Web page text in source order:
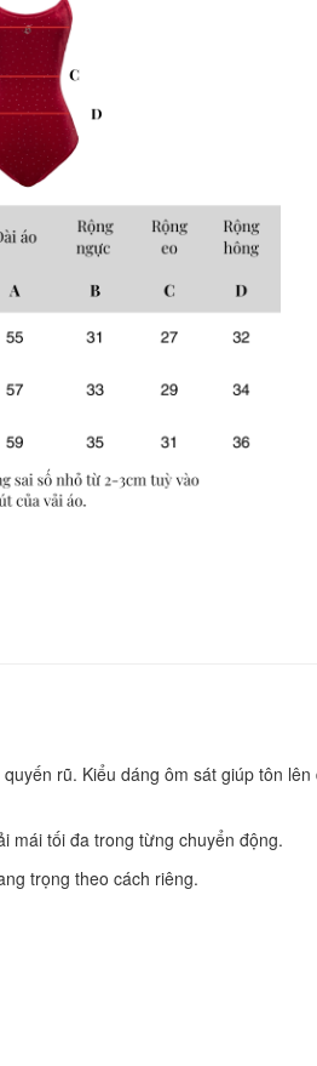
rũ. Kiểu dáng ôm sát giúp tôn
mái tối đa trong từng chuyển động.
trọng theo cách riêng.